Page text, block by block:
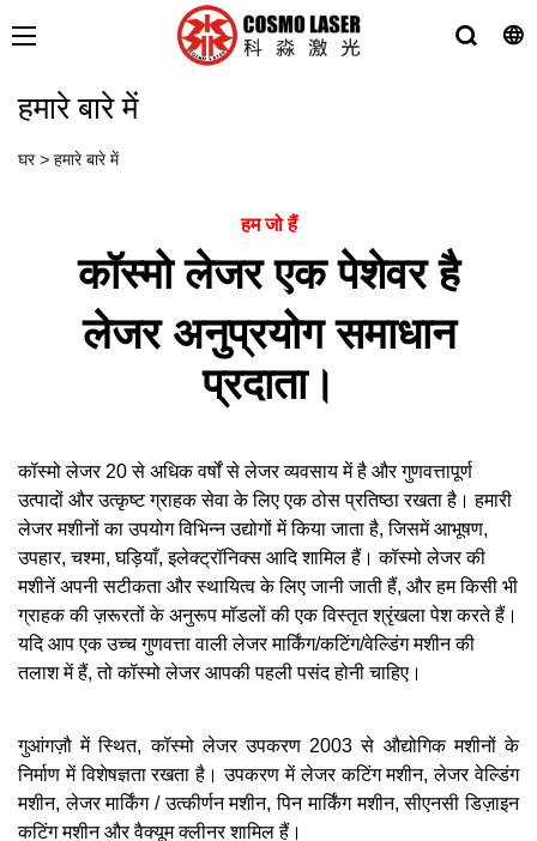
हमारे बारे में
घर > हमारे बारे में
हम जो हैं
कॉस्मो लेजर एक पेशेवर है
लेजर अनुप्रयोग समाधान
प्रदाता।
कॉस्मो लेजर 20 से अधिक वर्षों से लेजर व्यवसाय में है और गुणवत्तापूर्ण
उत्पादों और उत्कृष्ट ग्राहक सेवा के लिए एक ठोस प्रतिष्ठा रखता है। हमारी
लेजर मशीनों का उपयोग विभिन्न उद्योगों में किया जाता है, जिसमें आभूषण,
उपहार, चश्मा, घड़ियाँ, इलेक्ट्रॉनिक्स आदि शामिल हैं। कॉस्मो लेजर की
मशीनें अपनी सटीकता और स्थायित्व के लिए जानी जाती हैं, और हम किसी भी
ग्राहक की ज़रूरतों के अनुरूप मॉडलों की एक विस्तृत श्रृंखला पेश करते हैं।
यदि आप एक उच्च गुणवत्ता वाली लेजर मार्किंग/कटिंग/वेल्डिंग मशीन की
तलाश में हैं, तो कॉस्मो लेजर आपकी पहली पसंद होनी चाहिए।
गुआंगज़ौ में स्थित, कॉस्मो लेजर उपकरण 2003 से औद्योगिक मशीनों के
निर्माण में विशेषज्ञता रखता है। उपकरण में लेजर कटिंग मशीन, लेजर वेल्डिंग
मशीन, लेजर मार्किंग / उत्कीर्णन मशीन, पिन मार्किंग मशीन, सीएनसी डिज़ाइन
कटिंग मशीन और वैक्यूम क्लीनर शामिल हैं।